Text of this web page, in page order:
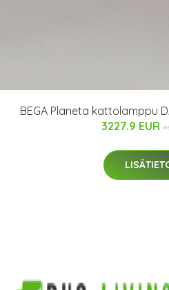
BEGA Planeta kattolamppu
3227.9 EUR